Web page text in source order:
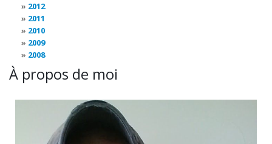
2012
2011
2010
2009
2008
À propos de moi